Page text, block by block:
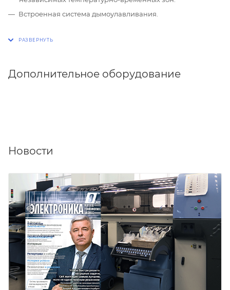
Встроенная система дымоулавливания.
Дополнительное оборудование
Новости